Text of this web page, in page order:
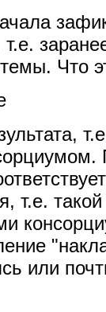
Что
т.е.
или